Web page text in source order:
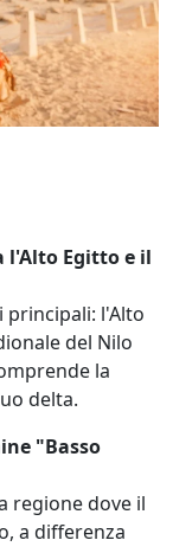
l'Alto Egitto e il
principali: l'Alto
del Nilo
la
delta.
"Basso
regione dove il
a differenza